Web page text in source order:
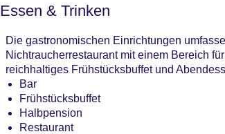
Sonnenterrasse
Gesamtanzahl der Zimmer: 12
Pools:Outdoor Pool, Liegen am Pool
Zahlungsarten: American Express, EC
Landeskategorie: 3 Sterne
Essen & Trinken
Die gastronomischen Einrichtungen
Nichtraucherrestaurant mit einem Bereich
reichhaltiges Frühstücksbuffet und
Bar
Frühstücksbuffet
Halbpension
Restaurant